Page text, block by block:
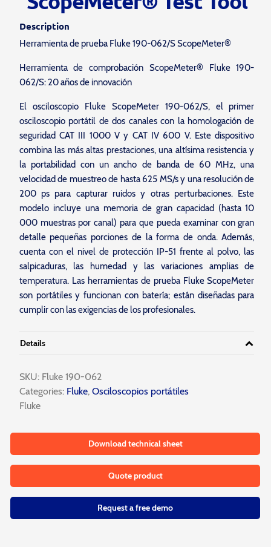
Description
Herramienta de prueba Fluke 190-062/S ScopeMeter®
Herramienta de comprobación ScopeMeter® Fluke 190-
062/S: 20 años de innovación
El osciloscopio Fluke ScopeMeter 190-062/S, el primer
osciloscopio portátil de dos canales con la homologación de
seguridad CAT III 1000 V y CAT IV 600 V. Este dispositivo
combina las más altas prestaciones, una altísima resistencia y
la portabilidad con un ancho de banda de 60 MHz, una
velocidad de muestreo de hasta 625 MS/s y una resolución de
200 ps para capturar ruidos y otras perturbaciones. Este
modelo incluye una memoria de gran capacidad (hasta 10
000 muestras por canal) para que pueda examinar con gran
detalle pequeñas porciones de la forma de onda. Además,
cuenta con el nivel de protección IP-51 frente al polvo, las
salpicaduras, las humedad y las variaciones amplias de
temperatura. Las herramientas de prueba Fluke ScopeMeter
son portátiles y funcionan con batería; están diseñadas para
cumplir con las exigencias de los profesionales.
Details
SKU: Fluke 190-062
Categories:Fluke, Osciloscopios portátiles
Fluke
Download technical sheet
Quote product
Request a free demo